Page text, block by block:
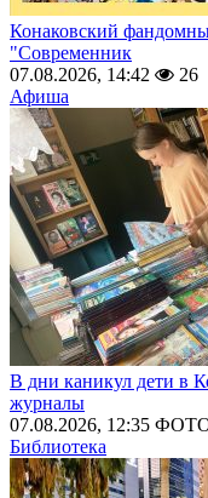
Конаковский
"Современник
07.08.2026, 14:42
26
Афиша
В дни каникул дети в
журналы
07.08.2026, 12:35
Библиотека